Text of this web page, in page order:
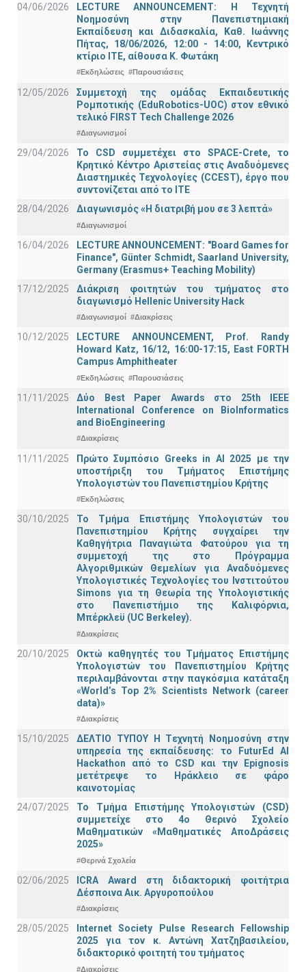
04/06/2026
LECTURE ANNOUNCEMENT: Η Τεχνητή
Νοημοσύνη στην Πανεπιστημιακή
Εκπαίδευση και Διδασκαλία, Καθ. Ιωάννης
Πήτας, 18/06/2026, 12:00 - 14:00, Κεντρικό
κτίριο ΙΤΕ, αίθουσα Κ. Φωτάκη
#Εκδηλώσεις #Παρουσιάσεις
12/05/2026
Συμμετοχή της ομάδας Εκπαιδευτικής
Ρομποτικής (EduRobotics-UOC) στον εθνικό
τελικό FIRST Tech Challenge 2026
#Διαγωνισμοί
29/04/2026
Το CSD συμμετέχει στο SPACE-Crete, το
Κρητικό Κέντρο Αριστείας στις Αναδυόμενες
Διαστημικές Τεχνολογίες (CCEST), έργο που
συντονίζεται από το ΙΤΕ
28/04/2026
Διαγωνισμός «Η διατριβή μου σε 3 λεπτά»
#Διαγωνισμοί
16/04/2026
LECTURE ANNOUNCEMENT: "Board Games for
Finance", Günter Schmidt, Saarland University,
Germany (Erasmus+ Teaching Mobility)
17/12/2025
Διάκριση φοιτητών του τμήματος στο
διαγωνισμό Hellenic University Hack
#Διαγωνισμοί #Διακρίσεις
10/12/2025
LECTURE ANNOUNCEMENT, Prof. Randy
Howard Katz, 16/12, 16:00-17:15, East FORTH
Campus Amphitheater
#Εκδηλώσεις #Παρουσιάσεις
11/11/2025
Δύο Best Paper Awards στο 25th IEEE
International Conference on BioInformatics
and BioEngineering
#Διακρίσεις
11/11/2025
Πρώτο Συμπόσιο Greeks in AI 2025 με την
υποστήριξη του Τμήματος Επιστήμης
Υπολογιστών του Πανεπιστημίου Κρήτης
#Εκδηλώσεις
30/10/2025
Το Τμήμα Επιστήμης Υπολογιστών του
Πανεπιστημίου Κρήτης συγχαίρει την
Καθηγήτρια Παναγιώτα Φατούρου για τη
συμμετοχή της στο Πρόγραμμα
Αλγοριθμικών Θεμελίων για Αναδυόμενες
Υπολογιστικές Τεχνολογίες του Ινστιτούτου
Simons για τη Θεωρία της Υπολογιστικής
στο Πανεπιστήμιο της Καλιφόρνια,
Μπέρκλεϋ (UC Berkeley).
#Διακρίσεις
20/10/2025
Οκτώ καθηγητές του Τμήματος Επιστήμης
Υπολογιστών του Πανεπιστημίου Κρήτης
περιλαμβάνονται στην παγκόσμια κατάταξη
«World’s Top 2% Scientists Network (career
data)»
#Διακρίσεις
15/10/2025
ΔΕΛΤΙΟ ΤΥΠΟΥ H Tεχνητή Νοημοσύνη στην
υπηρεσία της εκπαίδευσης: το FuturEd AI
Hackathon από το CSD και την Epignosis
μετέτρεψε το Ηράκλειο σε φάρο
καινοτομίας
24/07/2025
Το Τμήμα Επιστήμης Υπολογιστών (CSD)
συμμετείχε στο 4ο Θερινό Σχολείο
Μαθηματικών «Μαθηματικές ΑποΔράσεις
2025»
#Θερινά Σχολεία
02/06/2025
ICRA Award στη διδακτορική φοιτήτρια
Δέσποινα Αικ. Αργυροπούλου
#Διακρίσεις
28/05/2025
Internet Society Pulse Research Fellowship
2025 για τον κ. Αντώνη Χατζηβασιλείου,
διδακτορικό φοιτητή του τμήματος
#Διακρίσεις